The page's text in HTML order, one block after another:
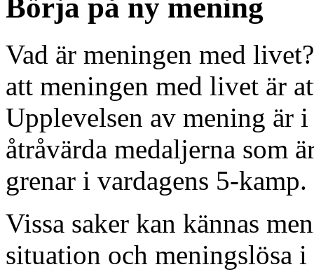
Börja på ny mening
Vad är meningen med
att meningen med livet är
Upplevelsen av mening är
åtråvärda medaljerna som
grenar i vardagens 5-kamp.
Vissa saker kan kännas
situation och meningslösa